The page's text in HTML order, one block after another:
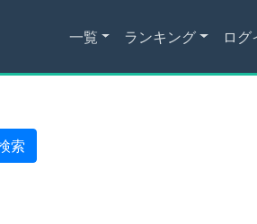
一覧 ランキング ログ
索